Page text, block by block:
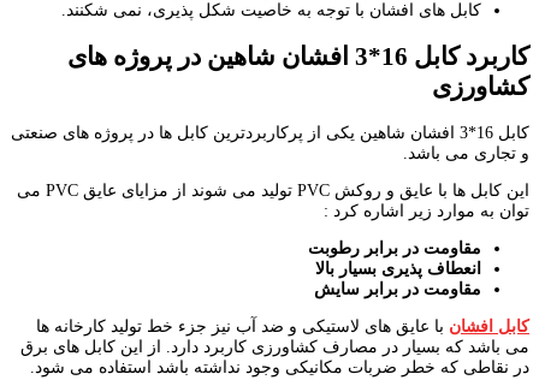
کابل های افشان با توجه به خاصیت شکل پذیری، نمی شکنند.
کاربرد
کابل 16*3 افشان شاهین در پروژه های
کشاورزی
کابل 16*3 افشان شاهین یکی از پرکاربردترین کابل ها در پروژه های صنعتی
و تجاری می باشد.
این کابل ها با عایق و روکش PVC تولید می شوند از مزایای عایق PVC می
توان به موارد زیر اشاره کرد :
مقاومت در برابر رطوبت
انعطاف پذیری بسیار بالا
مقاومت در برابر سایش
کابل افشان با عایق های لاستیکی و ضد آب نیز جزء خط تولید کارخانه ها
می باشد که بسیار در مصارف کشاورزی کاربرد دارد. از این کابل های برق
در نقاطی که خطر ضربات مکانیکی وجود نداشته باشد استفاده می شود.